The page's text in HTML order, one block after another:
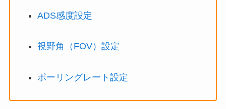
ADS感度設定
視野角（FOV）設定
ポーリングレート設定